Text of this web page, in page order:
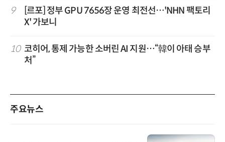
9
[르포] 정부 GPU 7656장 운영 최전선…'NHN 팩토리
X' 가보니
10 코히어, 통제 가능한 소버린 AI 지원…“韓이 아태 승부
처”
주요뉴스